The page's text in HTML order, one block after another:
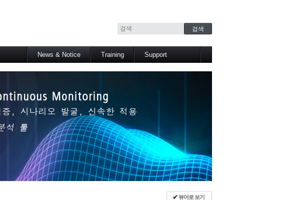
News & Notice Training Support
✔뷰어로 보기